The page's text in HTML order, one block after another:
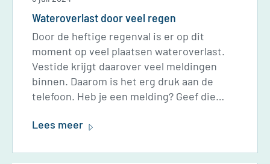
Wateroverlast door veel regen
Door de heftige regenval is er op dit
moment op veel plaatsen wateroverlast.
Vestide krijgt daarover veel meldingen
binnen. Daarom is het erg druk aan de
telefoon. Heb je een melding? Geef die
kunnen we niet meteen alle problemen
regen heel erg hoog. Die moet eerst
Lees meer